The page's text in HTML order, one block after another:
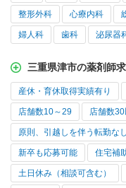
整形外科 心療内科
婦人科 歯科 泌尿器
三重県津市の薬剤師
産休・育休取得実績有り
店舗数10～29 店舗数
原則、引越しを伴う転勤なし
新卒も応募可能 住宅補
土日休み（相談可含む）